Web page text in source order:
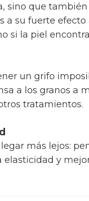
sino que
su fuerte
si la piel
un grifo
a los granos
tratamientos.
más lejos:
y